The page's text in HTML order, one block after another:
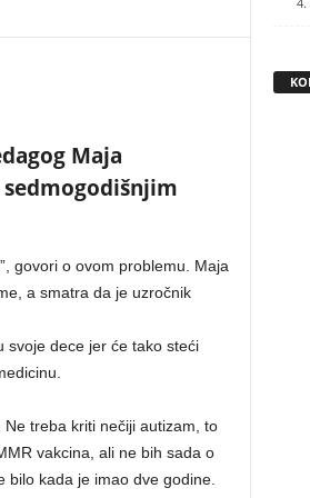
Maja
govori o ovom problemu. Maja
a smatra da je uzročnik
svoje dece jer će tako steći
treba kriti nečiji autizam, to
vakcina, ali ne bih sada o
kada je imao dve godine.